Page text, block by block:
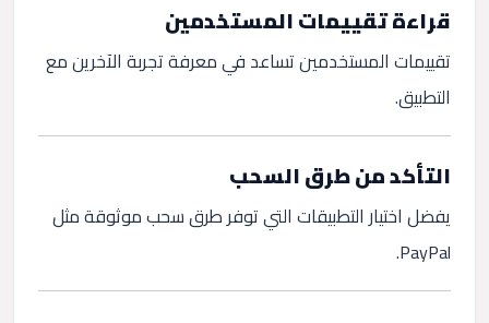
قراءة تقييمات المستخدمين
تقييمات المستخدمين تساعد في معرفة تجربة الآخرين مع
التطبيق.
التأكد من طرق السحب
يفضل اختيار التطبيقات التي توفر طرق سحب موثوقة مثل
PayPal.